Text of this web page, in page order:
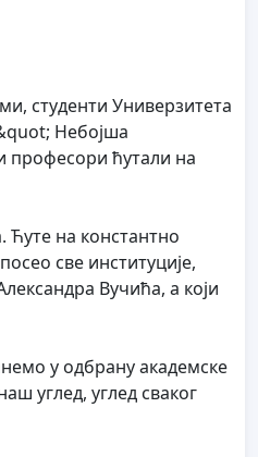
студенти Универзитета
Небојша
професори ћутали на
Ћуте на константно
све институције,
Вучића, а који
у одбрану академске
углед, углед сваког